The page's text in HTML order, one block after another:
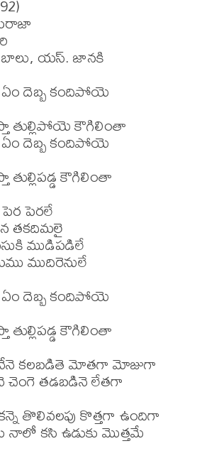
యస్. జానకి
ఏం దెబ్బ కందిపోయె
తుల్లిపోయె కౌగిలింతా
ఏం దెబ్బ కందిపోయె
తుల్లిపడ్డ కౌగిలింతా
పెరలే
తకదిమలై
ముడిపడిలే
ముదిరెనులే
ఏం దెబ్బ కందిపోయె
తుల్లిపడ్డ కౌగిలింతా
నేనె కలబడితె మోతగా మోజుగా
తడబడినె లేతగా
తొలివలపు కొత్తగా ఉందిగా
నాలో కసి ఉడుకు మొత్తమే